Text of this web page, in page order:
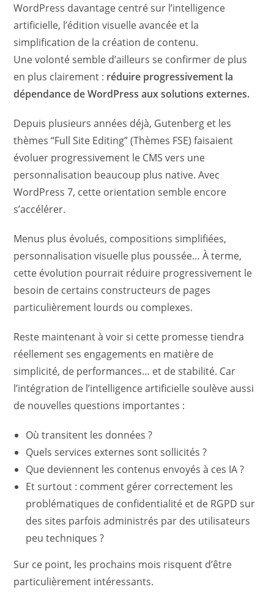
WordPress davantage centré sur l’intelligence
artificielle, l’édition visuelle avancée et la
simplification de la création de contenu.
Une volonté semble d’ailleurs se confirmer de plus
en plus clairement : réduire progressivement la
dépendance de WordPress aux solutions externes.
Depuis plusieurs années déjà, Gutenberg et les
thèmes “Full Site Editing” (Thèmes FSE) faisaient
évoluer progressivement le CMS vers une
personnalisation beaucoup plus native. Avec
WordPress 7, cette orientation semble encore
s’accélérer.
Menus plus évolués, compositions simplifiées,
personnalisation visuelle plus poussée… À terme,
cette évolution pourrait réduire progressivement le
besoin de certains constructeurs de pages
particulièrement lourds ou complexes.
Reste maintenant à voir si cette promesse tiendra
réellement ses engagements en matière de
simplicité, de performances… et de stabilité. Car
l’intégration de l’intelligence artificielle soulève aussi
de nouvelles questions importantes :
Où transitent les données ?
Quels services externes sont sollicités ?
Que deviennent les contenus envoyés à ces IA ?
Et surtout : comment gérer correctement les
problématiques de confidentialité et de RGPD sur
des sites parfois administrés par des utilisateurs
peu techniques ?
Sur ce point, les prochains mois risquent d’être
particulièrement intéressants.